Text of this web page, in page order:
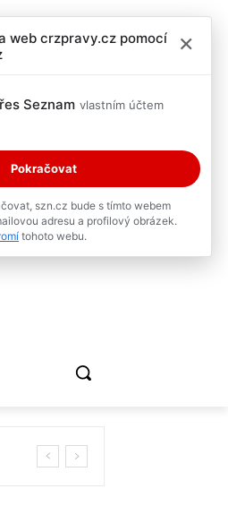
web crzpravy.cz pomocí
×
Seznam vlastním účtem
Pokračovat
szn.cz bude s tímto webem
adresu a profilový obrázek.
tohoto webu.